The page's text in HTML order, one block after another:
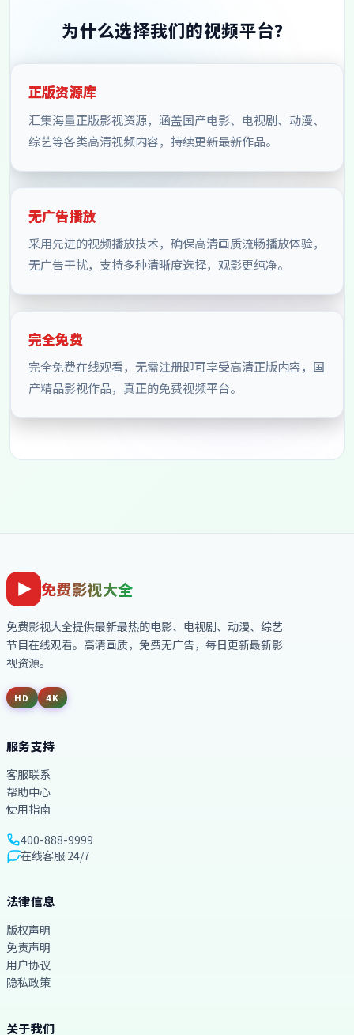
为什么选择我们的视频平台？
正版资源库
汇集海量正版影视资源，涵盖国产电影、电视剧、动漫、
综艺等各类高清视频内容，持续更新最新作品。
无广告播放
采用先进的视频播放技术，确保高清画质流畅播放体验，
无广告干扰，支持多种清晰度选择，观影更纯净。
完全免费
完全免费在线观看，无需注册即可享受高清正版内容，国
产精品影视作品，真正的免费视频平台。
免费影视大全
免费影视大全提供最新最热的电影、电视剧、动漫、综艺
节目在线观看。高清画质，免费无广告，每日更新最新影
视资源。
HD 4K
服务支持
客服联系
帮助中心
使用指南
400-888-9999
在线客服 24/7
法律信息
版权声明
免责声明
用户协议
隐私政策
关于我们